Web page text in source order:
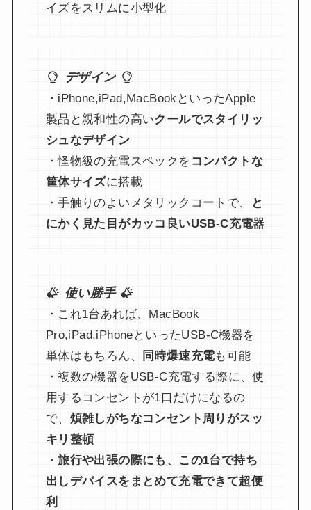
イズをスリムに小型化
デザイン
・iPhone,iPad,MacBookといったApple
製品と親和性の高いクールでスタイリッ
シュなデザイン
・怪物級の充電スペックを コンパクトな
筐体サイズに搭載
・手触りのよいメタリックコートで、
と
にかく見た目がカッコ良いUSB-C充電器
使い勝手
・これ1台あれば、MacBook
Pro,iPad,iPhoneといったUSB-C機器を
単体はもちろん、
同時爆速充電も可能
・複数の機器をUSB-C充電する際に、使
用するコンセントが1口だけになるの
で、 煩雑しがちなコンセント周りがスッ
キリ整頓
・旅行や出張の際にも、この1台で持ち
出しデバイスをまとめて充電できて超便
利